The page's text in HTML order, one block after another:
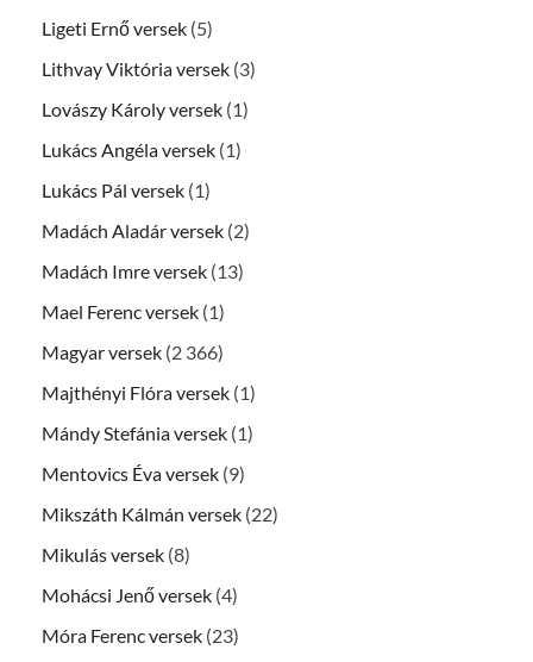
Ligeti Ernő versek (5)
Lithvay Viktória versek (3)
Lovászy Károly versek (1)
Lukács Angéla versek (1)
Lukács Pál versek (1)
Madách Aladár versek (2)
Madách Imre versek (13)
Mael Ferenc versek (1)
Magyar versek (2 366)
Majthényi Flóra versek (1)
Mándy Stefánia versek (1)
Mentovics Éva versek (9)
Mikszáth Kálmán versek (22)
Mikulás versek (8)
Mohácsi Jenő versek (4)
Móra Ferenc versek (23)